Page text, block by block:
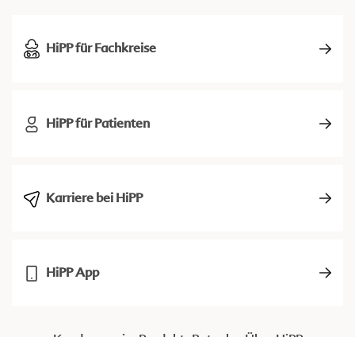
HiPP für Fachkreise
HiPP für Patienten
Karriere bei HiPP
HiPP App